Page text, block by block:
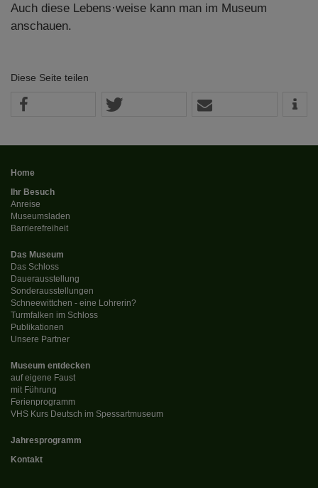
Auch diese Lebens·weise kann man im Museum
anschauen.
Diese Seite teilen
Home
Ihr Besuch
Anreise
Museumsladen
Barrierefreiheit
Das Museum
Das Schloss
Dauerausstellung
Sonderausstellungen
Schneewittchen - eine Lohrerin?
Turmfalken im Schloss
Publikationen
Unsere Partner
Museum entdecken
auf eigene Faust
mit Führung
Ferienprogramm
VHS Kurs Deutsch im Spessartmuseum
Jahresprogramm
Kontakt